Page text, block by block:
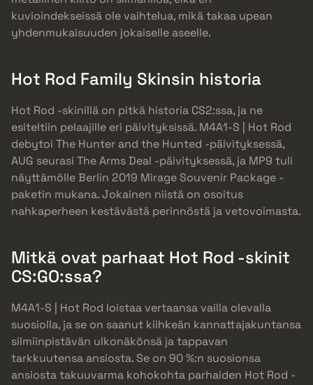
kuvioindekseissä ole vaihtelua, mikä takaa upean
yhdenmukaisuuden jokaiselle aseelle.
Hot Rod Family Skinsin historia
Hot Rod -skinillä on pitkä historia CS2:ssa, ja ne
esiteltiin pelaajille eri päivityksissä. M4A1-S | Hot Rod
debytoi The Hunter and the Hunted -päivityksessä,
AUG seurasi The Arms Deal -päivityksessä, ja MP9 tuli
näyttämölle Berlin 2019 Mirage Souvenir Package -
paketin mukana. Jokainen niistä on osoitus
nahkaperheen kestävästä perinnöstä ja vetovoimasta.
Mitkä ovat parhaat Hot Rod -skinit
CS:GO:ssa?
M4A1-S | Hot Rod loistaa vertaansa vailla olevalla
suosiolla, ja se on saanut kiihkeän kannattajakuntansa
silmiinpistävän ulkonäkönsä ja tappavan
tarkkuutensa ansiosta. Se on 90 %:n suosionsa
ansiosta takuuvarma kohokohta parhaiden Hot Rod -